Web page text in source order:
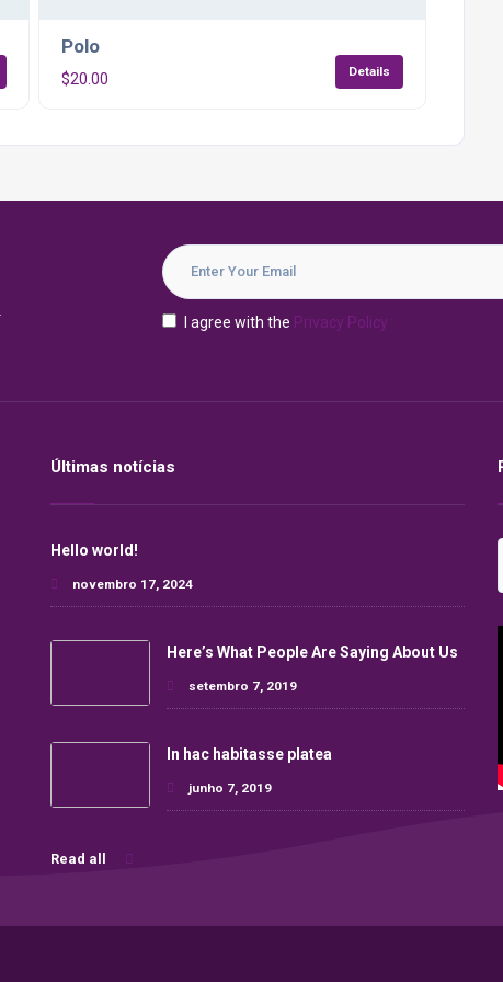
Polo
$20.00 Details
I agree with the Privacy Policy
Últimas notícias
Hello world!
novembro 17, 2024
Here’s What People Are Saying About Us
setembro 7, 2019
In hac habitasse platea
junho 7, 2019
Read all